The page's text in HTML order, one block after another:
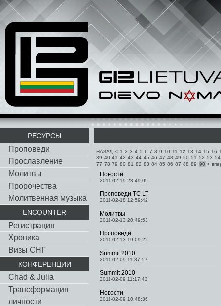
РЕСУРСЫ
Проповеди
Прославление
Молитвы
Пророчества
Молитвенная музыка
ENCOUNTER
Регистрация
Хроника
Визы СНГ
КОНФЕРЕНЦИИ
Chad & Julia
Трансформация
личности
НАЗАД < 1 2 3 4 5 6 7 8 9 10 11 12 13 14 15 16
39 40 41 42 43 44 45 46 47 48 49 50 51 52 53 54
77 78 79 80 81 82 83 84 85 86 87 88 89 90 >
Новости
2011-02-19 23:49:09
Проповеди TC LT
2011-02-18 12:59:42
Молитвы
2011-02-13 20:49:53
Проповеди
2011-02-13 19:09:22
Summit 2010
2011-02-09 11:37:57
Summit 2010
2011-02-09 11:17:43
Новости
2011-02-09 10:48:36